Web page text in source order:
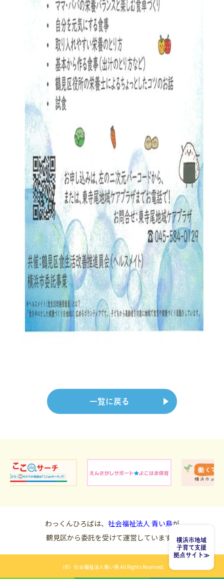
一覧に戻る
わっくんひろばは、 社会福祉法人 青い鳥が
鶴見区から委託を受けて運営しています。
（©）社会福祉法人青い鳥 All Rights Reserved.
横浜市地域
子育て支援
拠点サイト